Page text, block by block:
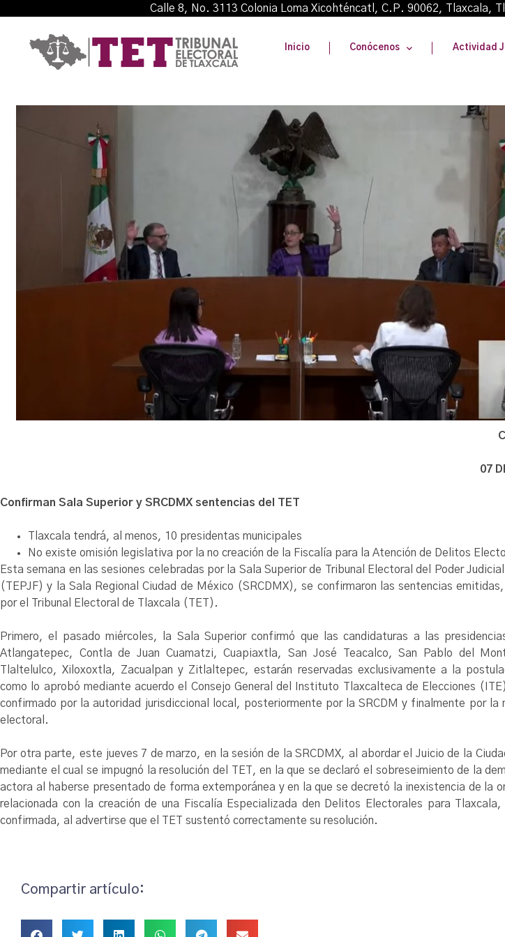
Calle 8, No. 3113 Colonia Loma Xicohténcatl, C.P. 90062,
Inicio Conócenos Actividad
07
Confirman Sala Superior y SRCDMX sentencias del TET
Tlaxcala tendrá, al menos, 10 presidentas municipales
No existe omisión legislativa por la no creación de la Fiscalía para la Atención de Delitos
Esta semana en las sesiones celebradas por la Sala Superior de Tribunal Electoral del Poder
(TEPJF) y la Sala Regional Ciudad de México (SRCDMX), se confirmaron las sentencias
por el Tribunal Electoral de Tlaxcala (TET).
Primero, el pasado miércoles, la Sala Superior confirmó que las candidaturas a las
Atlangatepec, Contla de Juan Cuamatzi, Cuapiaxtla, San José Teacalco, San Pablo del
Tlaltelulco, Xiloxoxtla, Zacualpan y Zitlaltepec, estarán reservadas exclusivamente a la
como lo aprobó mediante acuerdo el Consejo General del Instituto Tlaxcalteca de Elecciones
confirmado por la autoridad jurisdiccional local, posteriormente por la SRCDM y finalmente por la
electoral.
Por otra parte, este jueves 7 de marzo, en la sesión de la SRCDMX, al abordar el Juicio de la
mediante el cual se impugnó la resolución del TET, en la que se declaró el sobreseimiento de la
actora al haberse presentado de forma extemporánea y en la que se decretó la inexistencia de la
relacionada con la creación de una Fiscalía Especializada den Delitos Electorales para
confirmada, al advertirse que el TET sustentó correctamente su resolución.
Compartir artículo: